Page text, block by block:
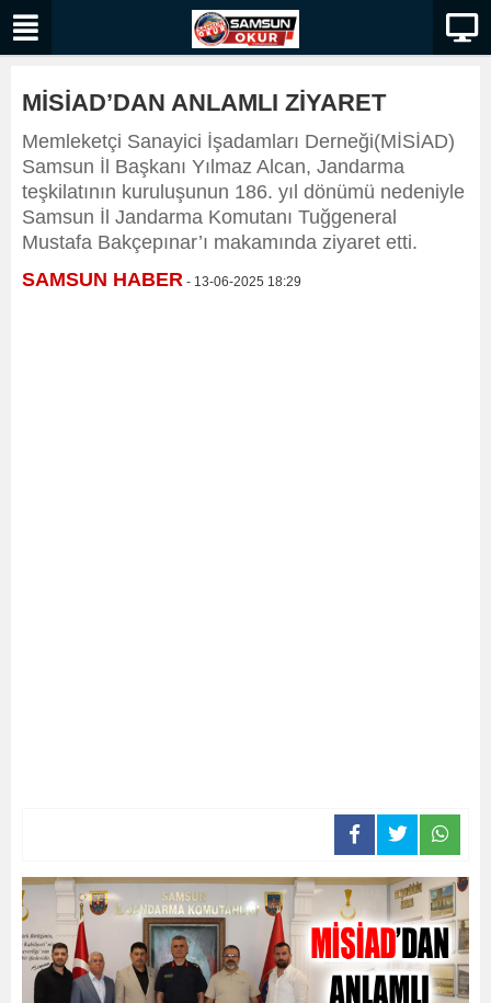
MİSİAD’DAN ANLAMLI ZİYARET
Memleketçi Sanayici İşadamları Derneği(MİSİAD)
Samsun İl Başkanı Yılmaz Alcan, Jandarma
teşkilatının kuruluşunun 186. yıl dönümü nedeniyle
Samsun İl Jandarma Komutanı Tuğgeneral
Mustafa Bakçepınar’ı makamında ziyaret etti.
SAMSUN HABER - 13-06-2025 18:29